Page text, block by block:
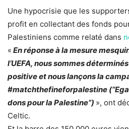
Une hypocrisie que les
profit en collectant des fonds
Palestiniens comme relaté dans
« En réponse à la mesure
l’UEFA, nous sommes
positive et nous lançons la
#matchthefineforpalestine
dons pour la Palestine”) », ont
Celtic.